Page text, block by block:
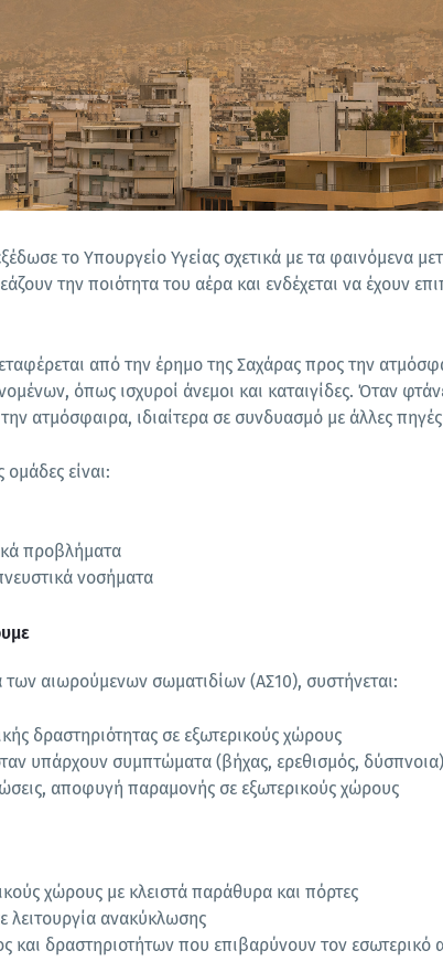
το Υπουργείο Υγείας σχετικά με τα φαινόμενα
την ποιότητα του αέρα και ενδέχεται να έχουν
από την έρημο της Σαχάρας προς την
όπως ισχυροί άνεμοι και καταιγίδες. Όταν
ατμόσφαιρα, ιδιαίτερα σε συνδυασμό με άλλες
είναι:
προβλήματα
νοσήματα
των αιωρούμενων σωματιδίων (ΑΣ10), συστήνεται:
δραστηριότητας σε εξωτερικούς χώρους
υπάρχουν συμπτώματα (βήχας, ερεθισμός, δύσπνοια)
αποφυγή παραμονής σε εξωτερικούς χώρους
χώρους με κλειστά παράθυρα και πόρτες
λειτουργία ανακύκλωσης
και δραστηριοτήτων που επιβαρύνουν τον εσωτερικό